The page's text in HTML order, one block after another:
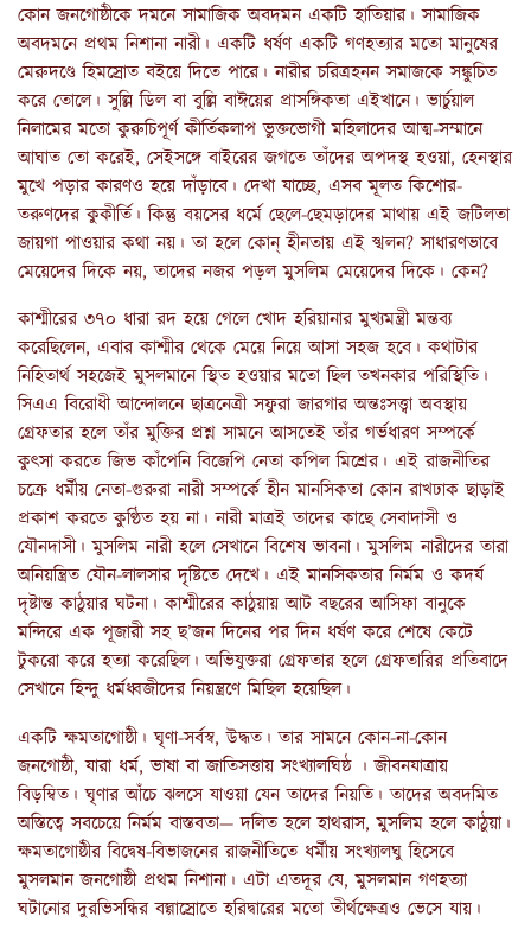
কোন জনগোষ্ঠীকে দমনে সামাজিক অবদমন একটি হাতিয়ার। সামাজিক
অবদমনে প্রথম নিশানা নারী। একটি ধর্ষণ একটি গণহত্যার মতো মানুষের
মেরুদণ্ডে হিমস্রোত বইয়ে দিতে পারে। নারীর চরিত্রহনন সমাজকে সঙ্কুচিত
করে তোলে। সুল্লি ডিল বা বুল্লি বাঈয়ের প্রাসঙ্গিকতা এইখানে। ভার্চুয়াল
নিলামের মতো কুরুচিপূর্ণ কীর্তিকলাপ ভুক্তভোগী মহিলাদের আত্ম-সম্মানে
আঘাত তো করেই, সেইসঙ্গে বাইরের জগতে তাঁদের অপদস্থ হওয়া, হেনস্থার
মুখে পড়ার কারণও হয়ে দাঁড়াবে। দেখা যাচ্ছে, এসব মূলত কিশোর-
তরুণদের কুকীর্তি। কিন্তু বয়সের ধর্মে ছেলে-ছেমড়াদের মাথায় এই জটিলতা
জায়গা পাওয়ার কথা নয়। তা হলে কোন্ হীনতায় এই স্খলন? সাধারণভাবে
মেয়েদের দিকে নয়, তাদের নজর পড়ল মুসলিম মেয়েদের দিকে। কেন?
কাশ্মীরের ৩৭০ ধারা রদ হয়ে গেলে খোদ হরিয়ানার মুখ্যমন্ত্রী মন্তব্য
করেছিলেন, এবার কাশ্মীর থেকে মেয়ে নিয়ে আসা সহজ হবে। কথাটার
নিহিতার্থ সহজেই মুসলমানে স্থিত হওয়ার মতো ছিল তখনকার পরিস্থিতি।
সিএএ বিরোধী আন্দোলনে ছাত্রনেত্রী সফুরা জারগার অন্তঃসত্ত্বা অবস্থায়
গ্রেফতার হলে তাঁর মুক্তির প্রশ্ন সামনে আসতেই তাঁর গর্ভধারণ সম্পর্কে
কুৎসা করতে জিভ কাঁপেনি বিজেপি নেতা কপিল মিশ্রের। এই রাজনীতির
চক্রে ধর্মীয় নেতা-গুরুরা নারী সম্পর্কে হীন মানসিকতা কোন রাখঢাক ছাড়াই
প্রকাশ করতে কুণ্ঠিত হয় না। নারী মাত্রই তাদের কাছে সেবাদাসী ও
যৌনদাসী। মুসলিম নারী হলে সেখানে বিশেষ ভাবনা। মুসলিম নারীদের তারা
অনিয়ন্ত্রিত যৌন-লালসার দৃষ্টিতে দেখে। এই মানসিকতার নির্মম ও কদর্য
দৃষ্টান্ত কাঠুয়ার ঘটনা। কাশ্মীরের কাঠুয়ায় আট বছরের আসিফা বানুকে
মন্দিরে এক পূজারী সহ ছ’জন দিনের পর দিন ধর্ষণ করে শেষে কেটে
টুকরো করে হত্যা করেছিল। অভিযুক্তরা গ্রেফতার হলে গ্রেফতারির প্রতিবাদে
সেখানে হিন্দু ধর্মধ্বজীদের নিয়ন্ত্রণে মিছিল হয়েছিল।
একটি ক্ষমতাগোষ্ঠী। ঘৃণা-সর্বস্ব, উদ্ধত। তার সামনে কোন-না-কোন
জনগোষ্ঠী, যারা ধর্ম, ভাষা বা জাতিসত্তায় সংখ্যালঘিষ্ঠ । জীবনযাত্রায়
বিড়ম্বিত। ঘৃণার আঁচে ঝলসে যাওয়া যেন তাদের নিয়তি। তাদের অবদমিত
অস্তিত্বে সবচেয়ে নির্মম বাস্তবতা— দলিত হলে হাথরাস, মুসলিম হলে কাঠুয়া।
ক্ষমতাগোষ্ঠীর বিদ্বেষ-বিভাজনের রাজনীতিতে ধর্মীয় সংখ্যালঘু হিসেবে
মুসলমান জনগোষ্ঠী প্রথম নিশানা। এটা এতদূর যে, মুসলমান গণহত্যা
ঘটানোর দুরভিসন্ধির বল্গাস্রোতে হরিদ্বারের মতো তীর্থক্ষেত্রও ভেসে যায়।